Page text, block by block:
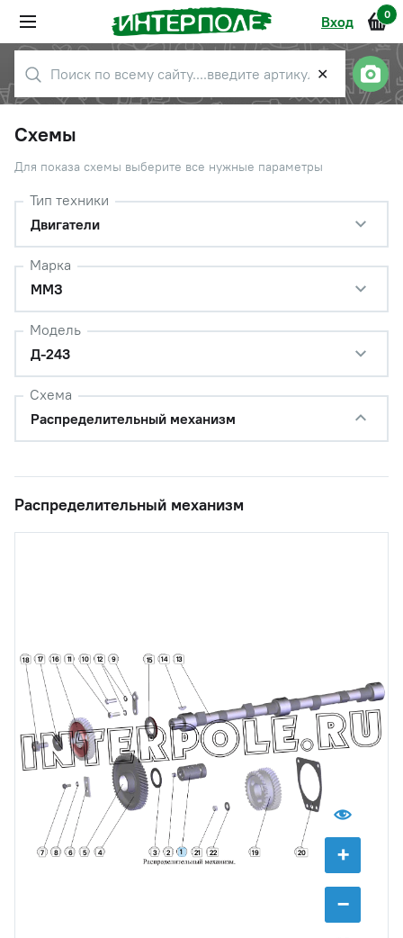
Вход 0
✕
Схемы
Для показа схемы выберите все нужные параметры
Тип техники
Двигатели
Марка
ММЗ
Модель
Д-243
Схема
Распределительный механизм
Распределительный механизм
+
−
1
2
3
4
5
6
7 8
9
10
11 12 13
14
15
16
17
18
19 20
21 22